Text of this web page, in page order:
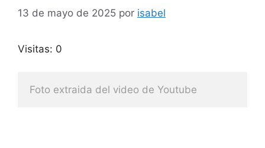
13 de mayo de 2025 por isabel
Visitas: 0
Foto extraida del video de Youtube